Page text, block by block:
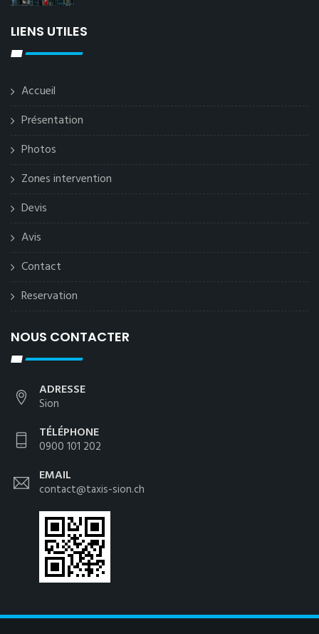
LIENS UTILES
Accueil
Présentation
Photos
Zones intervention
Devis
Avis
Contact
Reservation
NOUS CONTACTER
ADRESSE
Sion
TÉLÉPHONE
0900 101 202
EMAIL
contact@taxis-sion.ch